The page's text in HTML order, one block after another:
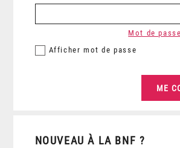
Afficher mot de passe
Mot de
NOUVEAU À LA BNF ?